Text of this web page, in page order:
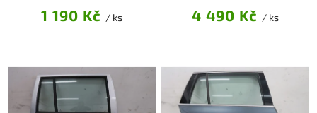
1 190 Kč / ks 4 490 Kč / ks